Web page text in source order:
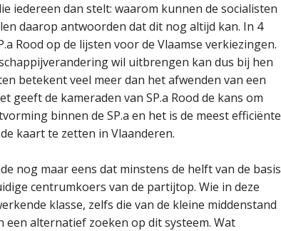
iedereen dan stelt: waarom kunnen de socialisten
daarop antwoorden dat dit nog altijd kan. In 4
Rood op de lijsten voor de Vlaamse verkiezingen.
wil uitbrengen kan dus bij hen
betekent veel meer dan het afwenden van een
geeft de kameraden van SP.a Rood de kans om
binnen de SP.a en het is de meest efficiënte
kaart te zetten in Vlaanderen.
nog maar eens dat minstens de helft van de basis
centrumkoers van de partijtop. Wie in deze
klasse, zelfs die van de kleine middenstand
een alternatief zoeken op dit systeem. Wat